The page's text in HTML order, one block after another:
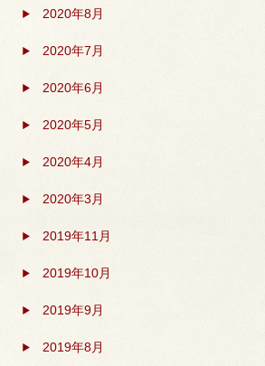
2020年8月
2020年7月
2020年6月
2020年5月
2020年4月
2020年3月
2019年11月
2019年10月
2019年9月
2019年8月